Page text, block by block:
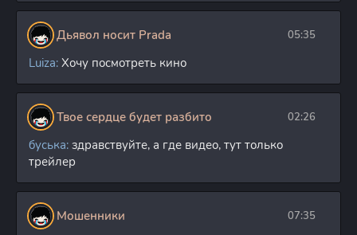
Дьявол носит Prada 05:35
Luiza: Хочу посмотреть кино
Твое сердце будет разбито 02:26
буська: здравствуйте, а где видео, тут только
трейлер
Мошенники 07:35